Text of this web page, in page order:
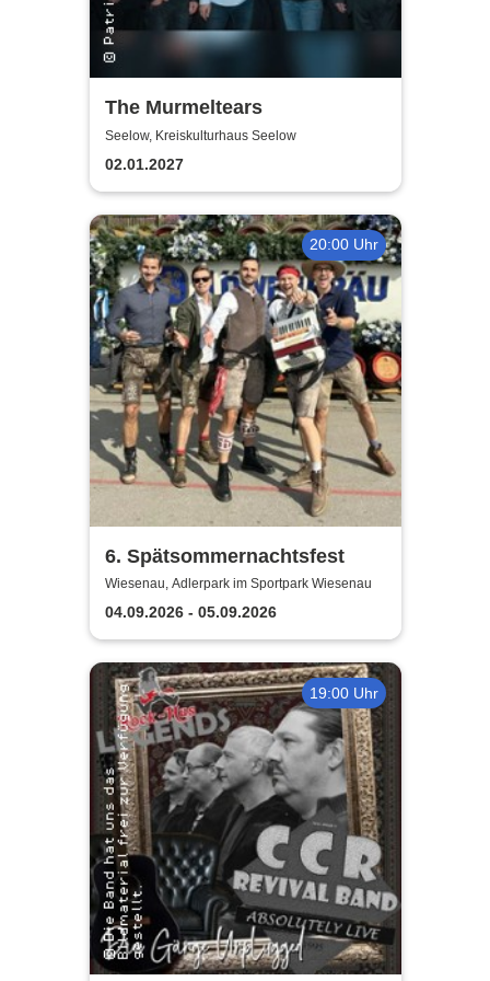
The Murmeltears
Seelow, Kreiskulturhaus Seelow
02.01.2027
20:00 Uhr
6. Spätsommernachtsfest
Wiesenau, Adlerpark im Sportpark Wiesenau
04.09.2026 - 05.09.2026
19:00 Uhr